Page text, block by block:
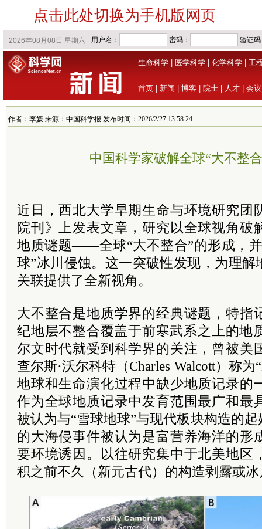
点击此处切换为手机版网页
生命科学 医学科学 化学科学 工
首页 新闻 博客 院士 人才 会议
作者：李媛 来源：中国科学报 发布时间：2026/2/27 13:58:24
中国科学家破解全球“大不整
近日，西北大学早期生命与环境研究团
院刊》上发表文章，研究以全球视角破
地质谜题——全球“大不整合”的形成，
球”冰川侵蚀。这一突破性发现，为理
关联提供了全新视角。
大不整合是地质学界的经典谜题，特指
纪地层不整合覆盖于前寒武系之上的地
尔文时代就受到科学界的关注，曾被美
查尔斯·沃尔科特（Charles Walcott）称
地球和生命演化过程中缺少地质记录的
作为全球地质记录中发育范围最广和最
被认为与“雪球地球”与现代板块构造的
的大海侵事件被认为是富营养海洋的形
要环境诱因。以往研究集中于北美地区
积之前不久（新元古代）的构造剥露或